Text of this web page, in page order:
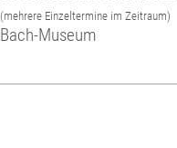
(mehrere Einzeltermine im Zeitraum)
Bach-Museum